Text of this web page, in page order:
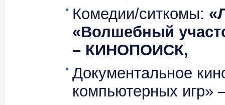
Комедии/ситкомы:
«Волшебный
– КИНОПОИСК,
Документальное
компьютерных игр»